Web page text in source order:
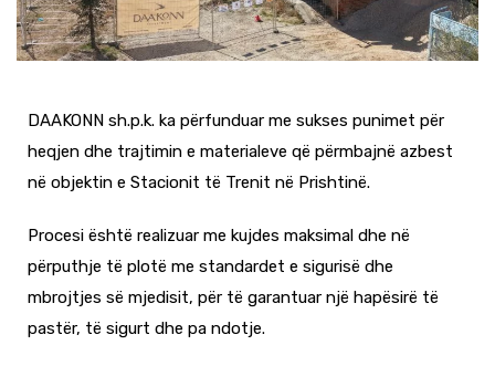
DAAKONN sh.p.k. ka përfunduar me sukses punimet për
heqjen dhe trajtimin e materialeve që përmbajnë azbest
në objektin e Stacionit të Trenit në Prishtinë.
Procesi është realizuar me kujdes maksimal dhe në
përputhje të plotë me standardet e sigurisë dhe
mbrojtjes së mjedisit, për të garantuar një hapësirë të
pastër, të sigurt dhe pa ndotje.